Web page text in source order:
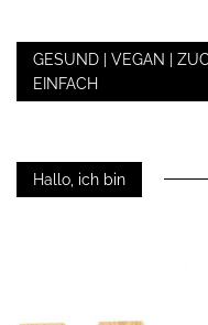
GESUND | VEGAN |
EINFACH
Hallo, ich bin